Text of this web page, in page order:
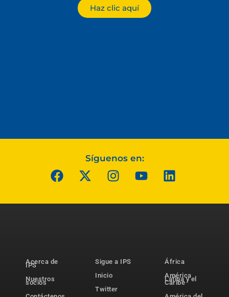
Haz clic aquí
Síguenos en:
Acerca de
IPS
Nuestros
socios
Sigue a IPS
Inicio
Twitter
África
América
Latina y el
Caribe